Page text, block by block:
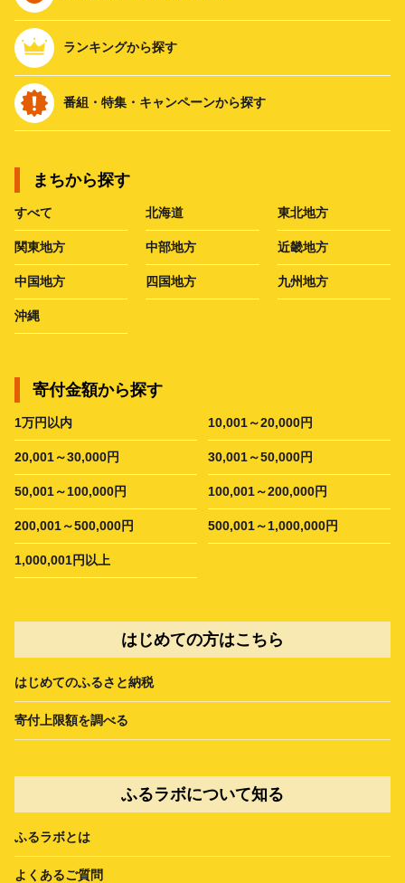
ランキングから探す
番組・特集・キャンペーンから探す
まちから探す
すべて 北海道 東北地方
関東地方 中部地方 近畿地方
中国地方 四国地方 九州地方
沖縄
寄付金額から探す
1万円以内 10,001～20,000円
20,001～30,000円 30,001～50,000円
50,001～100,000円 100,001～200,000円
200,001～500,000円 500,001～1,000,000円
1,000,001円以上
はじめての方はこちら
はじめてのふるさと納税
寄付上限額を調べる
ふるラボについて知る
ふるラボとは
よくあるご質問